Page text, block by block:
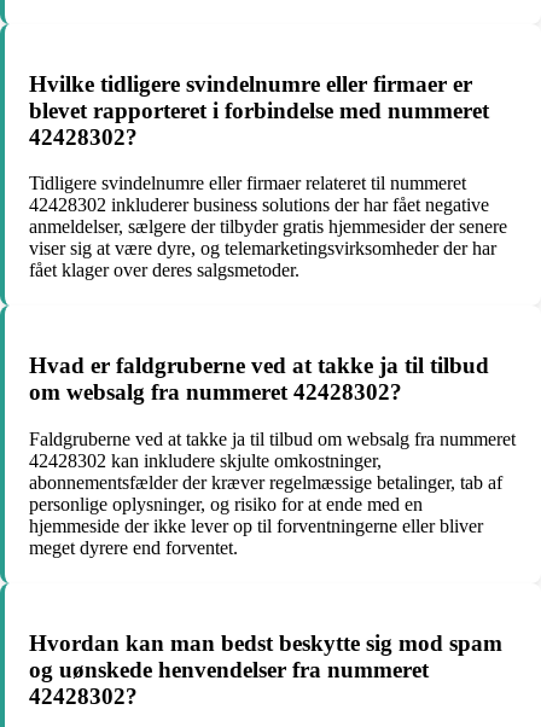
Hvilke tidligere svindelnumre eller firmaer er
blevet rapporteret i forbindelse med nummeret
42428302?
Tidligere svindelnumre eller firmaer relateret til nummeret
42428302 inkluderer business solutions der har fået negative
anmeldelser, sælgere der tilbyder gratis hjemmesider der senere
viser sig at være dyre, og telemarketingsvirksomheder der har
fået klager over deres salgsmetoder.
Hvad er faldgruberne ved at takke ja til tilbud
om websalg fra nummeret 42428302?
Faldgruberne ved at takke ja til tilbud om websalg fra nummeret
42428302 kan inkludere skjulte omkostninger,
abonnementsfælder der kræver regelmæssige betalinger, tab af
personlige oplysninger, og risiko for at ende med en
hjemmeside der ikke lever op til forventningerne eller bliver
meget dyrere end forventet.
Hvordan kan man bedst beskytte sig mod spam
og uønskede henvendelser fra nummeret
42428302?